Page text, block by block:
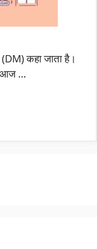
कहा जाता है।
आज …